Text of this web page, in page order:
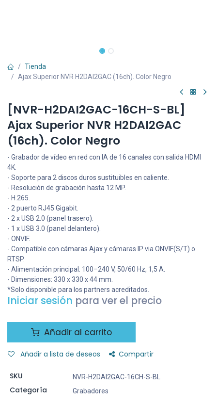
Tienda
Ajax Superior NVR H2DAI2GAC (16ch). Color Negro
[NVR-H2DAI2GAC-16CH-S-BL]
Ajax Superior NVR H2DAI2GAC
(16ch). Color Negro
- Grabador de vídeo en red con IA de 16 canales con salida HDMI
4K.
- Soporte para 2 discos duros sustituibles en caliente.
- Resolución de grabación hasta 12 MP.
- H.265.
- 2 puerto RJ45 Gigabit.
- 2 x USB 2.0 (panel trasero).
- 1 x USB 3.0 (panel delantero).
- ONVIF.
- Compatible con cámaras Ajax y cámaras IP via ONVIF(S/T) o
RTSP.
- Alimentación principal: 100–240 V, 50/60 Hz, 1,5 A.
- Dimensiones: 330 x 330 x 44 mm.
*Solo disponible para los partners acreditados.
Iniciar sesión para ver el precio
Añadir al carrito
Añadir a lista de deseos Compartir
SKU NVR-H2DAI2GAC-16CH-S-BL
Categoría Grabadores